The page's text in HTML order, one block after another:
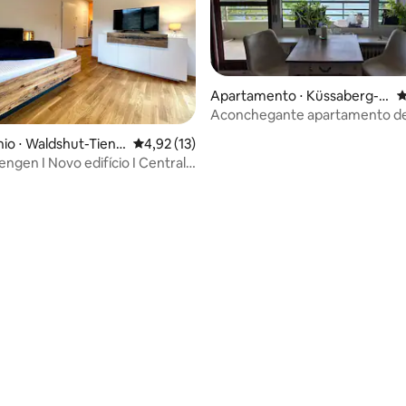
⋅ Waldshut-Tieng 4,92 de uma avaliação média de 5, 13
4,92 (13)
I Novo edifício I Central I
Apartamento ⋅ Küssaberg-R
heinheim
Aconchegante apartamento